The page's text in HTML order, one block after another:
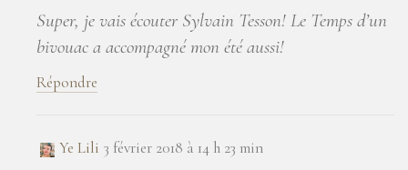
Super, je vais écouter Sylvain Tesson! Le Temps d’un
bivouac a accompagné mon été aussi!
Répondre
Ye Lili 3 février 2018 à 14 h 23 min